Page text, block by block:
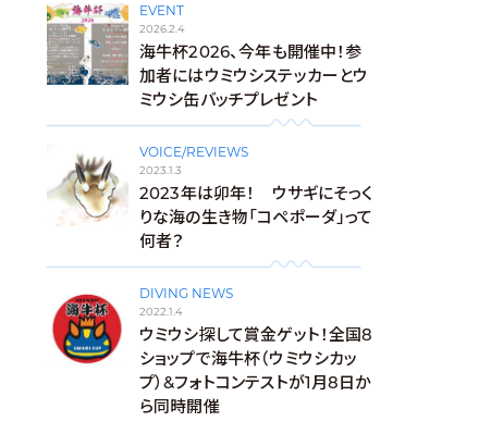
EVENT
2026.2.4
海牛杯2026、今年も開催中！参
加者にはウミウシステッカーとウ
ミウシ缶バッチプレゼント
VOICE/REVIEWS
2023.1.3
2023年は卯年！ ウサギにそっく
りな海の生き物「コペポーダ」って
何者？
DIVING NEWS
2022.1.4
ウミウシ探して賞金ゲット！全国8
ショップで海牛杯（ウミウシカッ
プ）&フォトコンテストが1月8日か
ら同時開催